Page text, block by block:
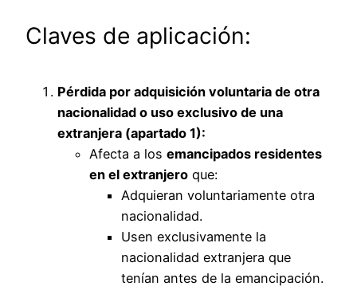
Claves de aplicación:
Pérdida por adquisición voluntaria de otra
nacionalidad o uso exclusivo de una
extranjera (apartado 1):
Afecta a los emancipados residentes
en el extranjero que:
Adquieran voluntariamente otra
nacionalidad.
Usen exclusivamente la
nacionalidad extranjera que
tenían antes de la emancipación.